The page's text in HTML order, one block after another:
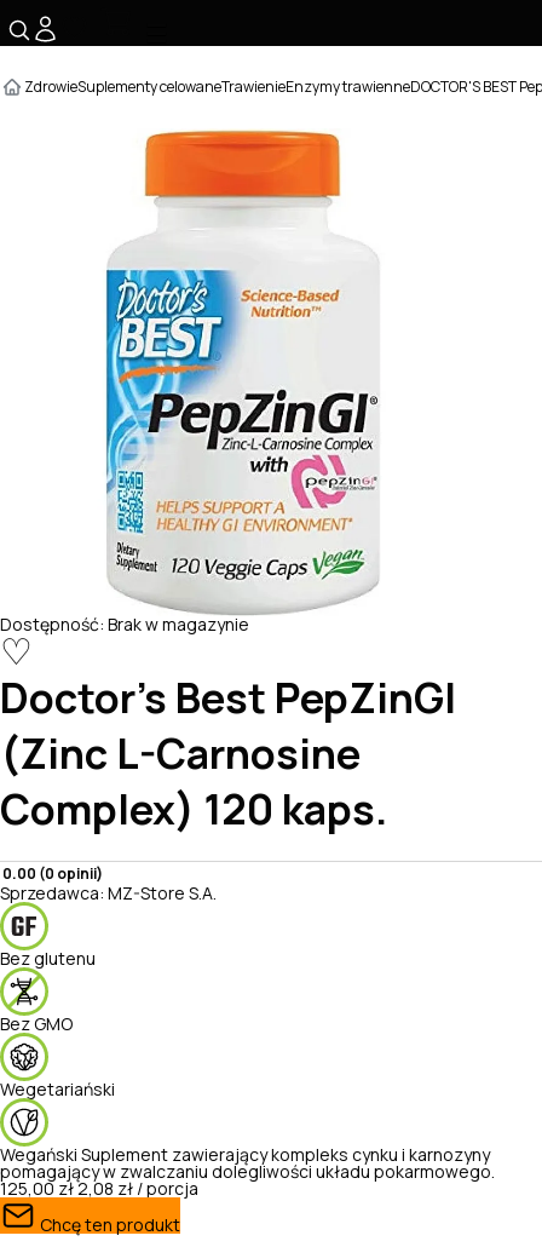
ZdrowieSuplementy celowaneTrawienieEnzymy trawienneDOCTOR'S BEST
Dostępność: Brak w magazynie
♡
Doctor's Best PepZinGI
(Zinc L-Carnosine
Complex) 120 kaps.
0.00 (0 opinii)
Sprzedawca: MZ-Store S.A.
Bez glutenu
Bez GMO
Wegetariański
Wegański Suplement zawierający kompleks cynku i karnozyny
pomagający w zwalczaniu dolegliwości układu pokarmowego.
125,00 zł 2,08 zł / porcja
Chcę ten produkt